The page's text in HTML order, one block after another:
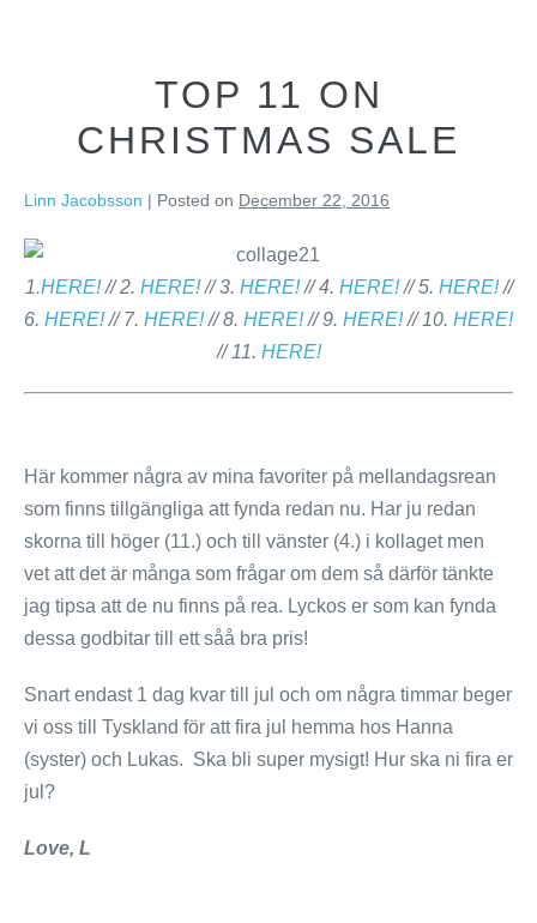
TOP 11 ON
CHRISTMAS SALE
Linn Jacobsson | Posted on December 22, 2016
1.HERE!// 2. HERE!// 3. HERE!// 4. HERE!// 5. HERE!//
6. HERE!// 7. HERE!// 8. HERE!// 9. HERE!// 10. HERE!
// 11. HERE!
Här kommer några av mina favoriter på mellandagsrean
som finns tillgängliga att fynda redan nu. Har ju redan
skorna till höger (11.) och till vänster (4.) i kollaget men
vet att det är många som frågar om dem så därför tänkte
jag tipsa att de nu finns på rea. Lyckos er som kan fynda
dessa godbitar till ett såå bra pris!
Snart endast 1 dag kvar till jul och om några timmar beger
vi oss till Tyskland för att fira jul hemma hos Hanna
(syster) och Lukas. Ska bli super mysigt! Hur ska ni fira er
jul?
Love, L